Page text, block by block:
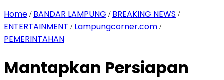
Home / BANDAR LAMPUNG / BREAKING NEWS /
ENTERTAINMENT / Lampungcorner.com /
PEMERINTAHAN
Mantapkan Persiapan